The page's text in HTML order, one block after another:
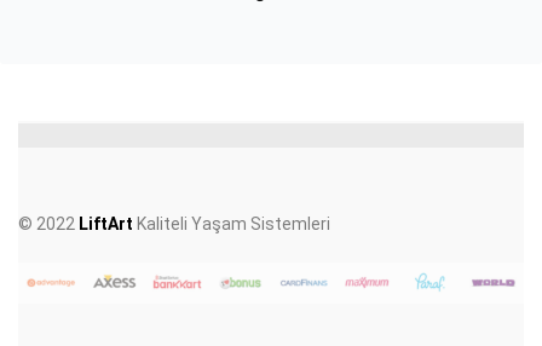
© 2022 LiftArt Kaliteli Yaşam Sistemleri